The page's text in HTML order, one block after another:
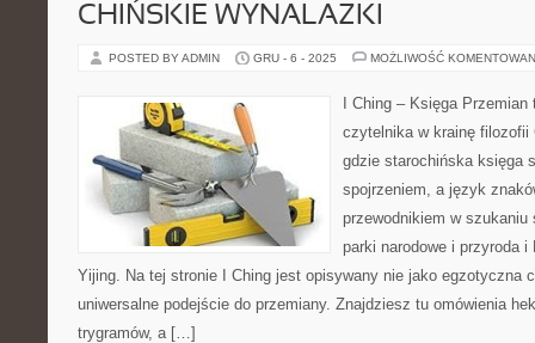
CHIŃSKIE WYNALAZKI
POSTED BY ADMIN GRU - 6 - 2025 MOŻLIWOŚĆ
I Ching – Księga
czytelnika w krainę filozofii
gdzie starochińska księga
spojrzeniem, a język
przewodnikiem w
parki narodowe i przyroda i
Yijing. Na tej stronie I Ching jest opisywany nie jako egzotyczna
uniwersalne podejście do przemiany. Znajdziesz tu omówienia
trygramów, a […]